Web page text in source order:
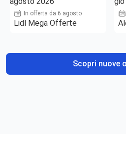
In offerta da 6 agosto
Lidl Mega Offerte
Scopri nuove